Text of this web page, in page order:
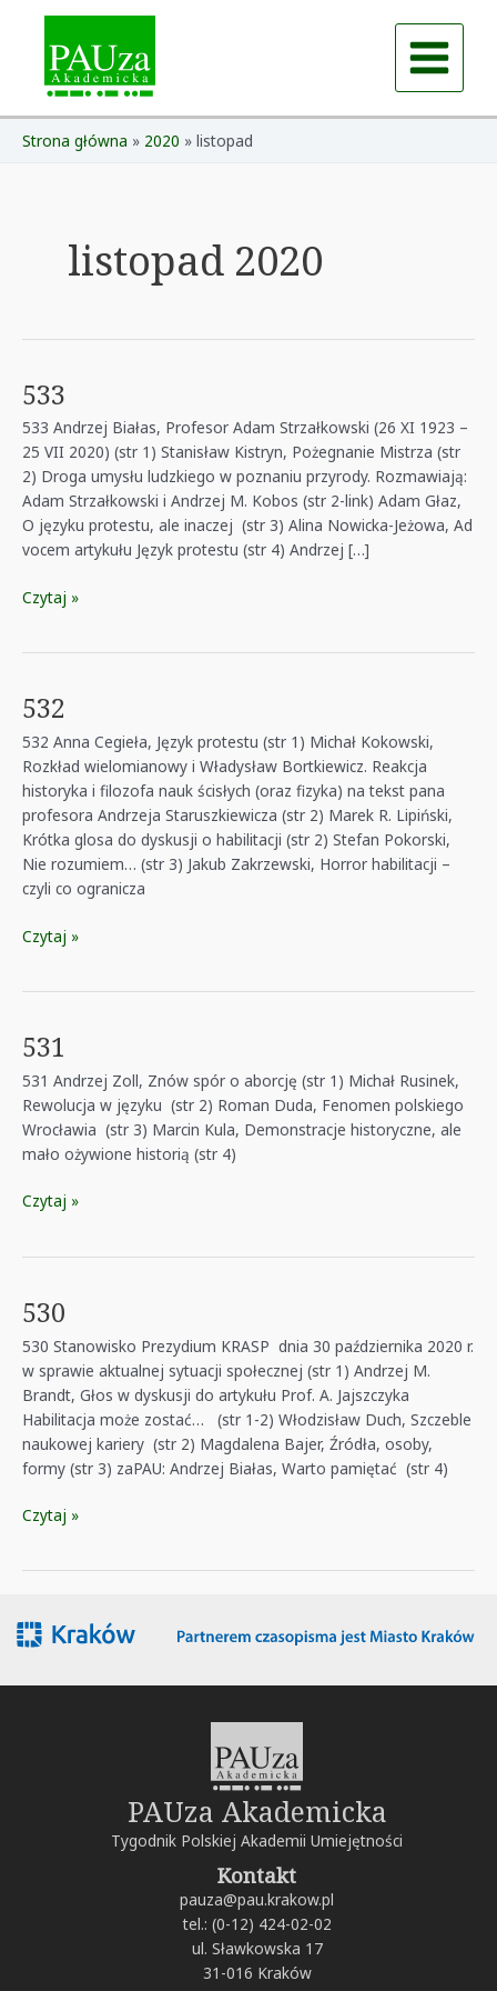
Main
Menu
Strona główna 2020 listopad
listopad 2020
533
533 Andrzej Białas, Profesor Adam Strzałkowski (26 XI 1923 –
25 VII 2020) (str 1) Stanisław Kistryn, Pożegnanie Mistrza (str
2) Droga umysłu ludzkiego w poznaniu przyrody. Rozmawiają:
Adam Strzałkowski i Andrzej M. Kobos (str 2-link) Adam Głaz,
O języku protestu, ale inaczej (str 3) Alina Nowicka-Jeżowa, Ad
vocem artykułu Język protestu (str 4) Andrzej […]
533
Czytaj »
532
532 Anna Cegieła, Język protestu (str 1) Michał Kokowski,
Rozkład wielomianowy i Władysław Bortkiewicz. Reakcja
historyka i filozofa nauk ścisłych (oraz fizyka) na tekst pana
profesora Andrzeja Staruszkiewicza (str 2) Marek R. Lipiński,
Krótka glosa do dyskusji o habilitacji (str 2) Stefan Pokorski,
Nie rozumiem… (str 3) Jakub Zakrzewski, Horror habilitacji –
czyli co ogranicza
532
Czytaj »
531
531 Andrzej Zoll, Znów spór o aborcję (str 1) Michał Rusinek,
Rewolucja w języku (str 2) Roman Duda, Fenomen polskiego
Wrocławia (str 3) Marcin Kula, Demonstracje historyczne, ale
mało ożywione historią (str 4)
531
Czytaj »
530
530 Stanowisko Prezydium KRASP dnia 30 października 2020 r.
w sprawie aktualnej sytuacji społecznej (str 1) Andrzej M.
Brandt, Głos w dyskusji do artykułu Prof. A. Jajszczyka
Habilitacja może zostać… (str 1-2) Włodzisław Duch, Szczeble
naukowej kariery (str 2) Magdalena Bajer, Źródła, osoby,
formy (str 3) zaPAU: Andrzej Białas, Warto pamiętać (str 4)
530
Czytaj »
PAUza Akademicka
Tygodnik Polskiej Akademii Umiejętności
Kontakt
pauza@pau.krakow.pl
tel.: (0-12) 424-02-02
ul. Sławkowska 17
31-016 Kraków